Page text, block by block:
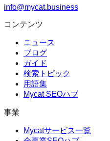
info@mycat.business
コンテンツ
ニュース
ブログ
ガイド
検索トピック
用語集
Mycat SEOハブ
事業
Mycatサービス一覧